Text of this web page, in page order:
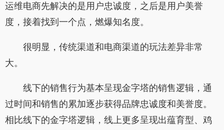
运维电商先解决的是用户忠诚度，之后是用户美誉
度，接着找到一个点，燃爆知名度。
很明显，传统渠道和电商渠道的玩法差异非常
大。
线下的销售行为基本呈现金字塔的销售逻辑，通
过时间和销售的累加逐步获得品牌忠诚度和美誉度。
相比线下的金字塔逻辑，线上更多呈现出蕴育型、鸡